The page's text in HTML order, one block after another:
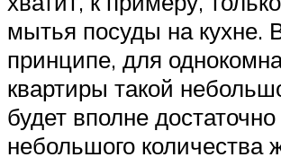
мытья посуды на кухне.
принципе, для
квартиры такой
будет вполне
небольшого количества